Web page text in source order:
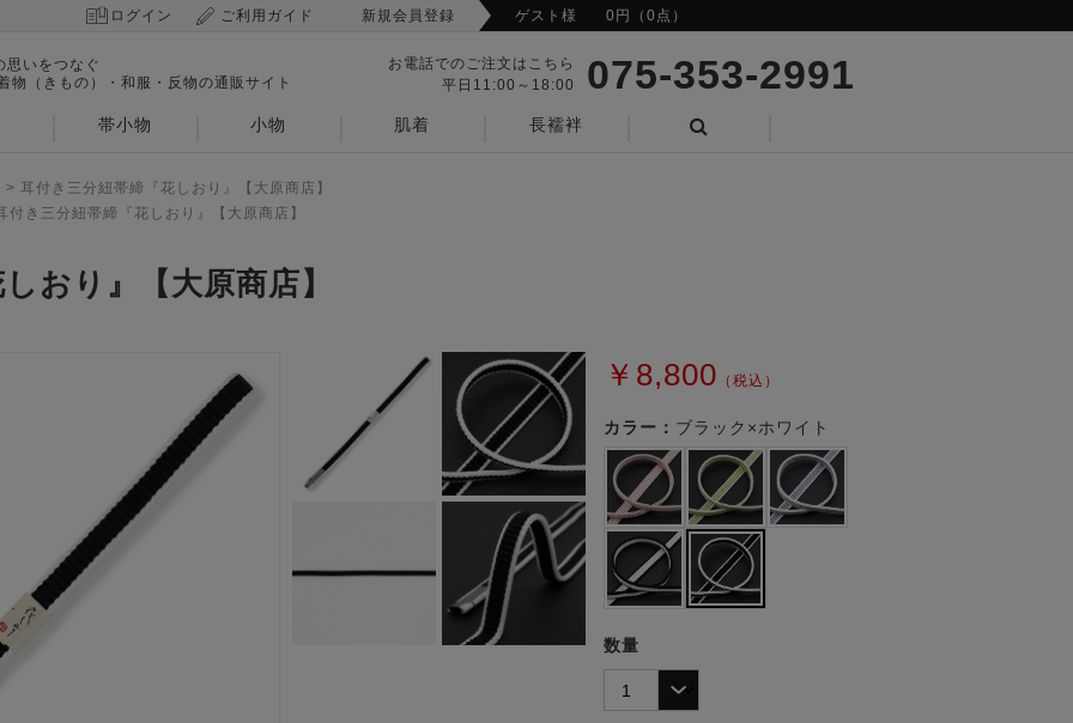
ログイン ご利用ガイド 新規会員登録 ゲスト様 0円（0点）
思いをつなぐ
物（きもの）・和服・反物の通販サイト
お電話でのご注文はこちら
平日11:00～18:00
075-353-2991
帯小物 小物 肌着
長襦袢
> 耳付き三分紐帯締『花しおり』【大原商店】
付き三分紐帯締『花しおり』【大原商店】
おり』【大原商店】
￥8,800 （税込）
カラー： ブラック×ホワイト
数量